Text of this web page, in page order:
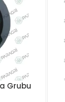
Grubu